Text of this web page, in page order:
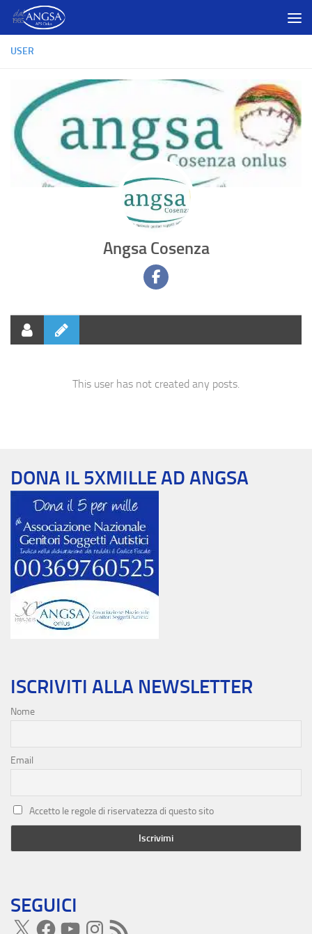
Salta al contenuto
USER
Angsa Cosenza
This user has not created any posts.
DONA IL 5XMILLE AD ANGSA
ISCRIVITI ALLA NEWSLETTER
Nome
Email
Accetto le regole di riservatezza di questo sito
SEGUICI